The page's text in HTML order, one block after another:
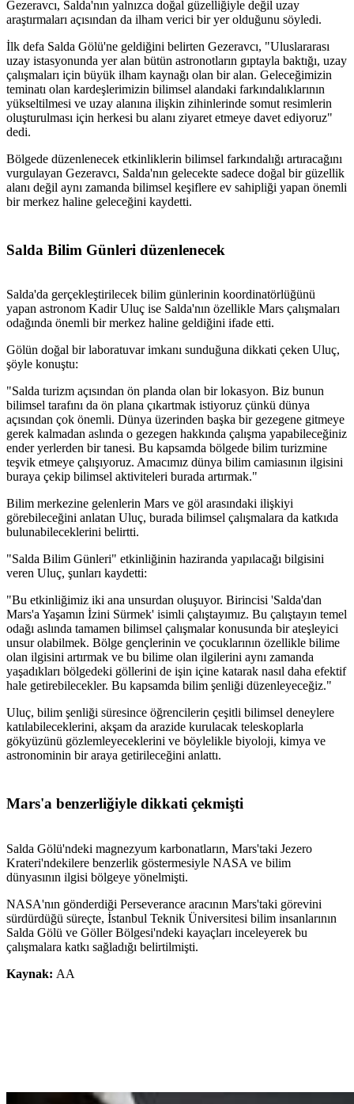
Gezeravcı, Salda'nın yalnızca doğal güzelliğiyle değil uzay
araştırmaları açısından da ilham verici bir yer olduğunu söyledi.
İlk defa Salda Gölü'ne geldiğini belirten Gezeravcı, "Uluslararası
uzay istasyonunda yer alan bütün astronotların gıptayla baktığı, uzay
çalışmaları için büyük ilham kaynağı olan bir alan. Geleceğimizin
teminatı olan kardeşlerimizin bilimsel alandaki farkındalıklarının
yükseltilmesi ve uzay alanına ilişkin zihinlerinde somut resimlerin
oluşturulması için herkesi bu alanı ziyaret etmeye davet ediyoruz"
dedi.
Bölgede düzenlenecek etkinliklerin bilimsel farkındalığı artıracağını
vurgulayan Gezeravcı, Salda'nın gelecekte sadece doğal bir güzellik
alanı değil aynı zamanda bilimsel keşiflere ev sahipliği yapan önemli
bir merkez haline geleceğini kaydetti.
Salda Bilim Günleri düzenlenecek
Salda'da gerçekleştirilecek bilim günlerinin koordinatörlüğünü
yapan astronom Kadir Uluç ise Salda'nın özellikle Mars çalışmaları
odağında önemli bir merkez haline geldiğini ifade etti.
Gölün doğal bir laboratuvar imkanı sunduğuna dikkati çeken Uluç,
şöyle konuştu:
"Salda turizm açısından ön planda olan bir lokasyon. Biz bunun
bilimsel tarafını da ön plana çıkartmak istiyoruz çünkü dünya
açısından çok önemli. Dünya üzerinden başka bir gezegene gitmeye
gerek kalmadan aslında o gezegen hakkında çalışma yapabileceğiniz
ender yerlerden bir tanesi. Bu kapsamda bölgede bilim turizmine
teşvik etmeye çalışıyoruz. Amacımız dünya bilim camiasının ilgisini
buraya çekip bilimsel aktiviteleri burada artırmak."
Bilim merkezine gelenlerin Mars ve göl arasındaki ilişkiyi
görebileceğini anlatan Uluç, burada bilimsel çalışmalara da katkıda
bulunabileceklerini belirtti.
"Salda Bilim Günleri" etkinliğinin haziranda yapılacağı bilgisini
veren Uluç, şunları kaydetti:
"Bu etkinliğimiz iki ana unsurdan oluşuyor. Birincisi 'Salda'dan
Mars'a Yaşamın İzini Sürmek' isimli çalıştayımız. Bu çalıştayın temel
odağı aslında tamamen bilimsel çalışmalar konusunda bir ateşleyici
unsur olabilmek. Bölge gençlerinin ve çocuklarının özellikle bilime
olan ilgisini artırmak ve bu bilime olan ilgilerini aynı zamanda
yaşadıkları bölgedeki göllerini de işin içine katarak nasıl daha efektif
hale getirebilecekler. Bu kapsamda bilim şenliği düzenleyeceğiz."
Uluç, bilim şenliği süresince öğrencilerin çeşitli bilimsel deneylere
katılabileceklerini, akşam da arazide kurulacak teleskoplarla
gökyüzünü gözlemleyeceklerini ve böylelikle biyoloji, kimya ve
astronominin bir araya getirileceğini anlattı.
Mars'a benzerliğiyle dikkati çekmişti
Salda Gölü'ndeki magnezyum karbonatların, Mars'taki Jezero
Krateri'ndekilere benzerlik göstermesiyle NASA ve bilim
dünyasının ilgisi bölgeye yönelmişti.
NASA'nın gönderdiği Perseverance aracının Mars'taki görevini
sürdürdüğü süreçte, İstanbul Teknik Üniversitesi bilim insanlarının
Salda Gölü ve Göller Bölgesi'ndeki kayaçları inceleyerek bu
çalışmalara katkı sağladığı belirtilmişti.
Kaynak: AA